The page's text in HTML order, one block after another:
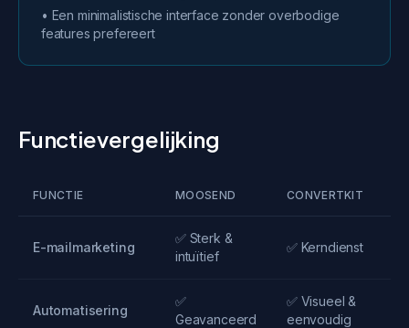
• Een minimalistische interface zonder overbodige
features prefereert
Functievergelijking
FUNCTIE MOOSEND CONVERTKIT
E-mailmarketing
✅ Sterk &
intuïtief
✅ Kerndienst
Automatisering
✅
Geavanceerd
✅ Visueel &
eenvoudig